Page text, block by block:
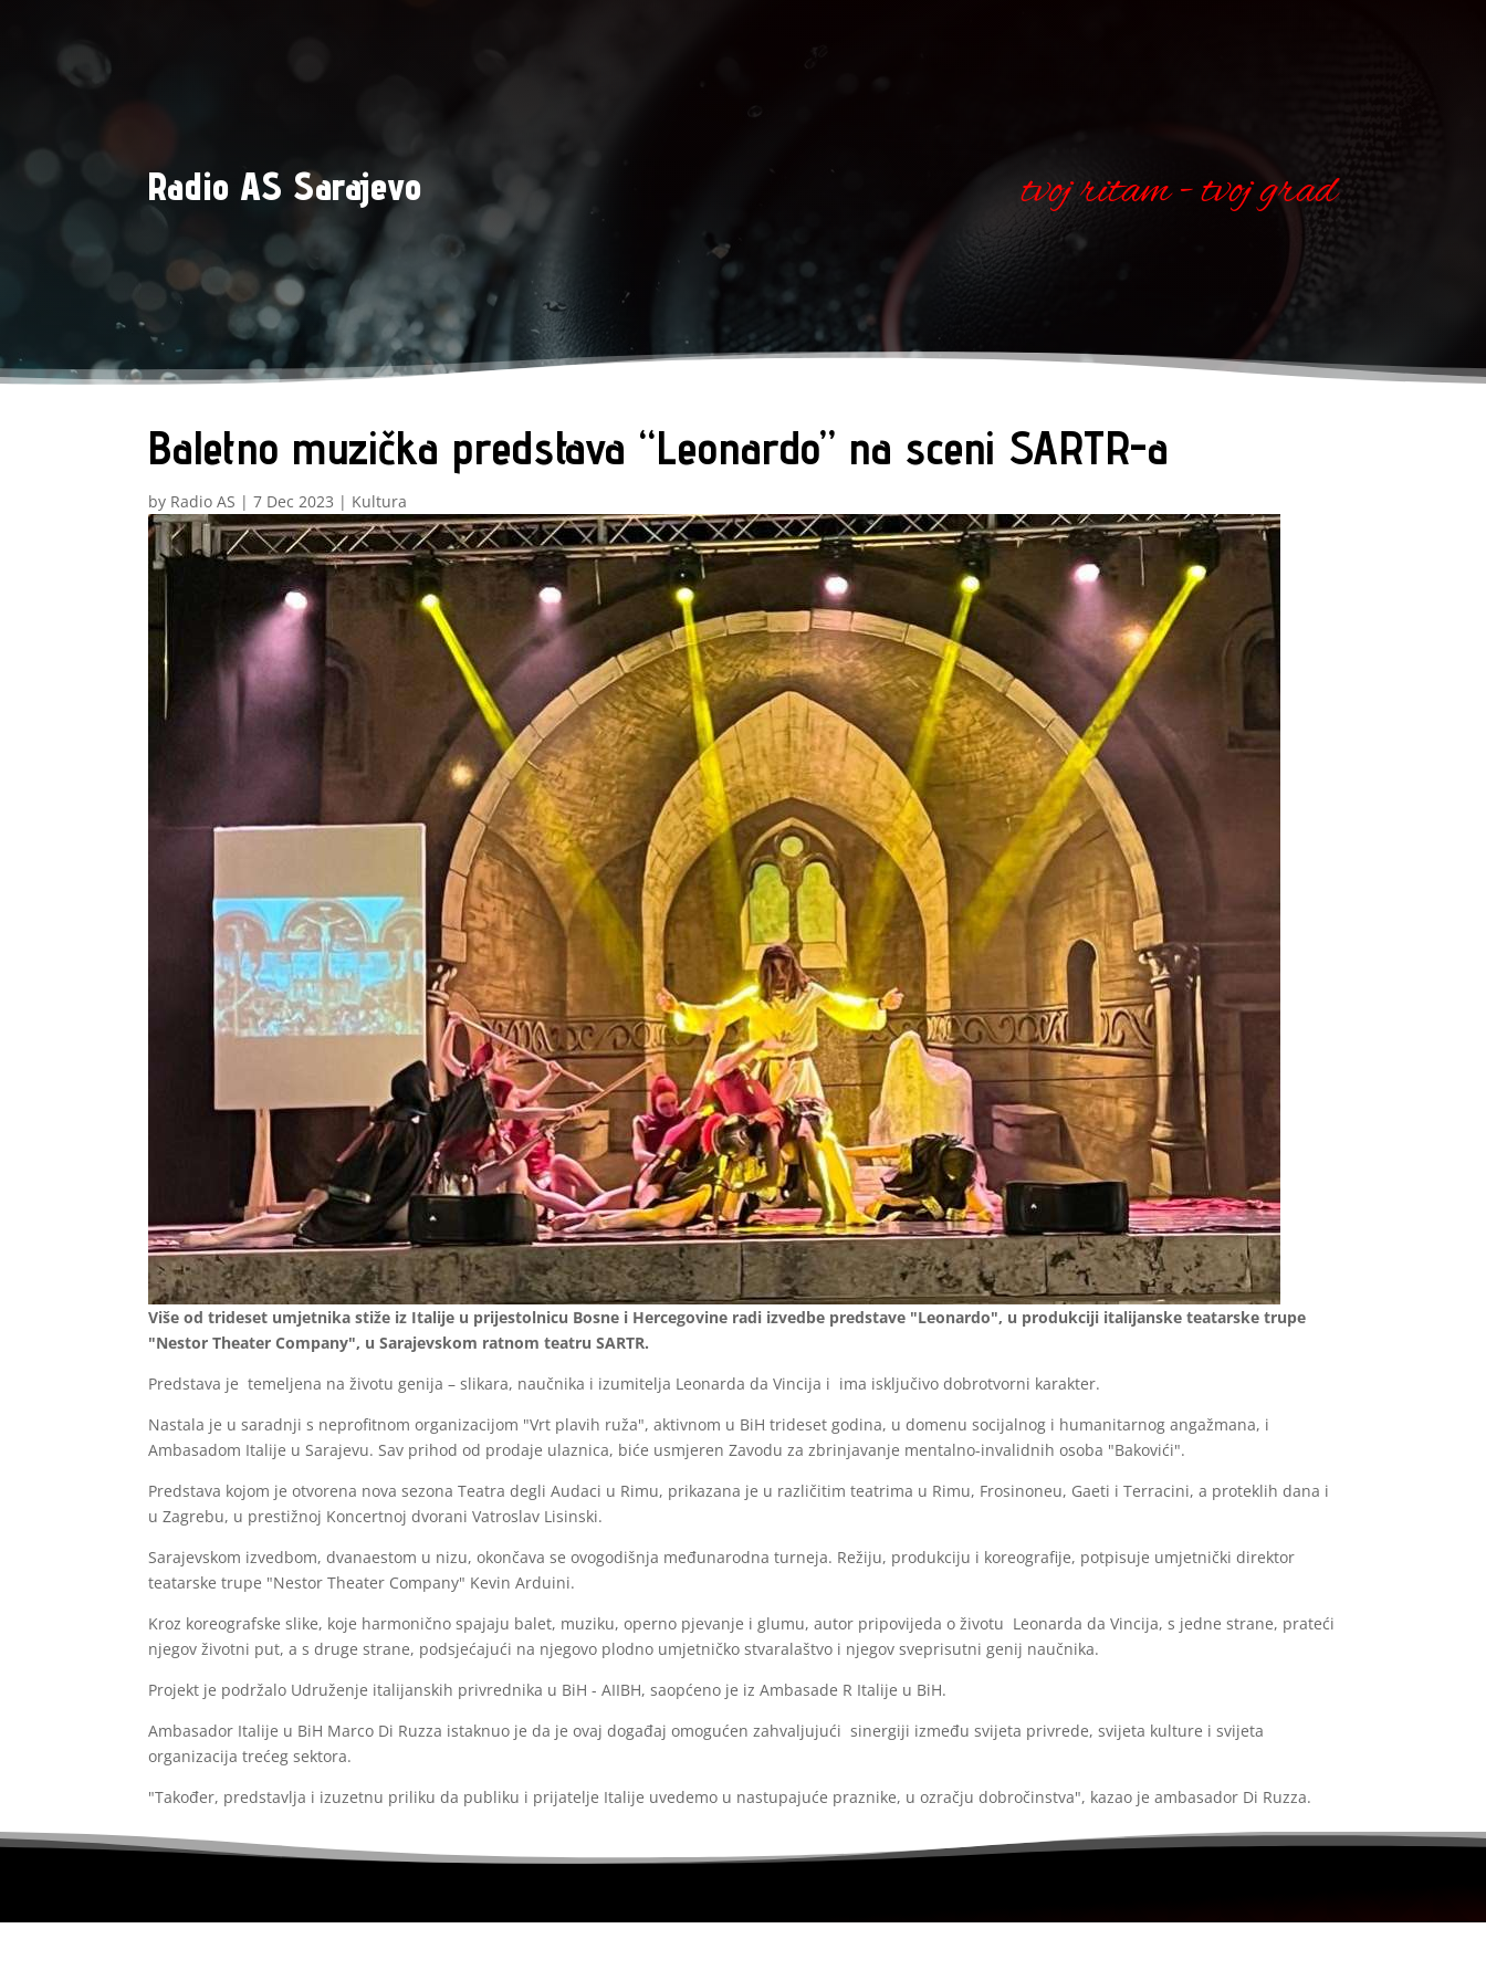
Radio AS Sarajevo tvoj ritam - tvoj grad
Baletno muzička predstava “Leonardo” na sceni SARTR-a
by Radio AS |7 Dec 2023 | Kultura
Više od trideset umjetnika stiže iz Italije u prijestolnicu Bosne i Hercegovine radi izvedbe predstave "Leonardo", u produkciji italijanske teatarske trupe
"Nestor Theater Company", u Sarajevskom ratnom teatru SARTR.
Predstava je temeljena na životu genija – slikara, naučnika i izumitelja Leonarda da Vincija i ima isključivo dobrotvorni karakter.
Nastala je u saradnji s neprofitnom organizacijom "Vrt plavih ruža", aktivnom u BiH trideset godina, u domenu socijalnog i humanitarnog angažmana, i
Ambasadom Italije u Sarajevu. Sav prihod od prodaje ulaznica, biće usmjeren Zavodu za zbrinjavanje mentalno-invalidnih osoba "Bakovići".
Predstava kojom je otvorena nova sezona Teatra degli Audaci u Rimu, prikazana je u različitim teatrima u Rimu, Frosinoneu, Gaeti i Terracini, a proteklih dana i
u Zagrebu, u prestižnoj Koncertnoj dvorani Vatroslav Lisinski.
Sarajevskom izvedbom, dvanaestom u nizu, okončava se ovogodišnja međunarodna turneja. Režiju, produkciju i koreografije, potpisuje umjetnički direktor
teatarske trupe "Nestor Theater Company" Kevin Arduini.
Kroz koreografske slike, koje harmonično spajaju balet, muziku, operno pjevanje i glumu, autor pripovijeda o životu Leonarda da Vincija, s jedne strane, prateći
njegov životni put, a s druge strane, podsjećajući na njegovo plodno umjetničko stvaralaštvo i njegov sveprisutni genij naučnika.
Projekt je podržalo Udruženje italijanskih privrednika u BiH - AIIBH, saopćeno je iz Ambasade R Italije u BiH.
Ambasador Italije u BiH Marco Di Ruzza istaknuo je da je ovaj događaj omogućen zahvaljujući sinergiji između svijeta privrede, svijeta kulture i svijeta
organizacija trećeg sektora.
"Također, predstavlja i izuzetnu priliku da publiku i prijatelje Italije uvedemo u nastupajuće praznike, u ozračju dobročinstva", kazao je ambasador Di Ruzza.